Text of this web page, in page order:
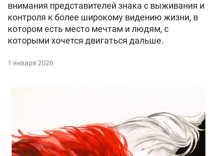
внимания представителей знака с выживания и
контроля к более широкому видению жизни, в
котором есть место мечтам и людям, с
которыми хочется двигаться дальше.
1 января 2026